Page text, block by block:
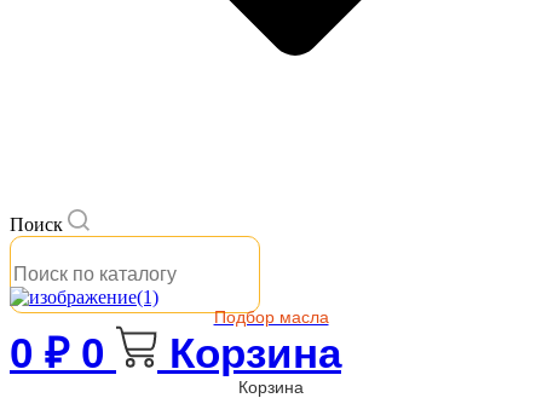
Поиск
Подбор масла
0 ₽ 0 Корзина
Корзина